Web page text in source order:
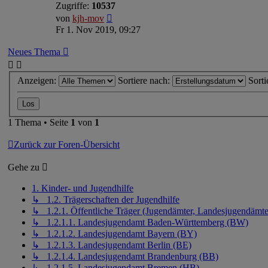
Zugriffe: 10537
von kjh-mov
Fr 1. Nov 2019, 09:27
Neues Thema
Anzeigen: Sortiere nach:
1 Thema • Seite 1 von 1
Zurück zur Foren-Übersicht
Gehe zu
1. Kinder- und Jugendhilfe
↳ 1.2. Trägerschaften der Jugendhilfe
↳ 1.2.1. Öffentliche Träger (Jugendämter,
↳ 1.2.1.1. Landesjugendamt Baden-Württemberg (BW)
↳ 1.2.1.2. Landesjugendamt Bayern (BY)
↳ 1.2.1.3. Landesjugendamt Berlin (BE)
↳ 1.2.1.4. Landesjugendamt Brandenburg (BB)